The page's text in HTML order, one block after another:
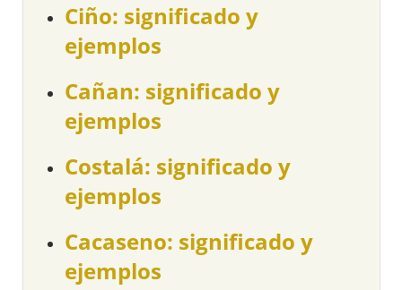
Ciño: significado y
ejemplos
Cañan: significado y
ejemplos
Costalá: significado y
ejemplos
Cacaseno: significado y
ejemplos